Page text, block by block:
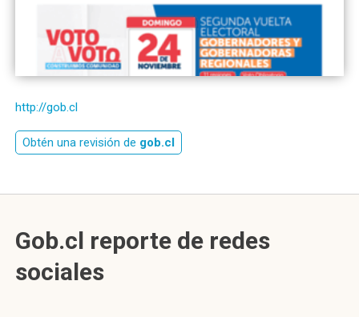
http://gob.cl
Obtén una revisión de gob.cl
Gob.cl reporte de redes
sociales